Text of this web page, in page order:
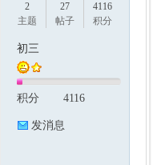
2
主题
27
帖子
4116
积分
初三
积分 4116
发消息